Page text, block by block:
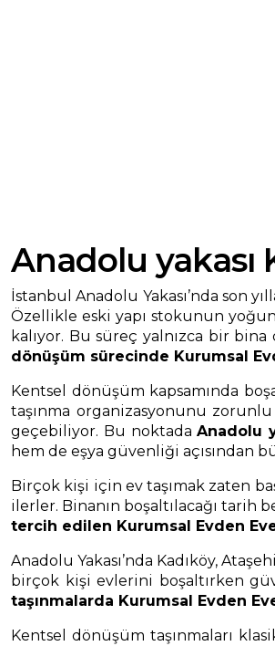
Anadolu
İstanbul Anadolu Yakası’nda son
Özellikle eski yapı stokunun
kalıyor. Bu süreç yalnızca bir
dönüşüm sürecinde Kurumsal
Kentsel dönüşüm kapsamında
taşınma organizasyonunu
geçebiliyor. Bu noktadaAnadolu
hem de eşya güvenliği açısından
Birçok kişi için ev taşımak zaten
ilerler. Binanın boşaltılacağı tarih
tercih edilen Kurumsal Evden
Anadolu Yakası’nda Kadıköy,
birçok kişi evlerini boşaltırken
taşınmalarda Kurumsal Evden
Kentsel dönüşüm taşınmaları